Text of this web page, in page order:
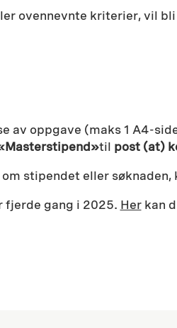
ovennevnte kriterier, vil
av oppgave (maks 1 A4-
til post (at)
stipendet eller
fjerde gang i 2025. Herkan